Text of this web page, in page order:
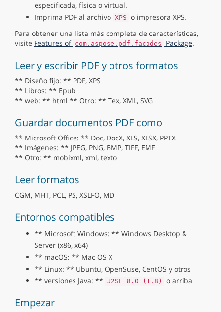
especificada, física o virtual.
Imprima PDF al archivo XPS o impresora XPS.
Para obtener una lista más completa de características,
visite Features of com.aspose.pdf.facades Package.
Leer y escribir PDF y otros formatos
** Diseño fijo: ** PDF, XPS
** Libros: ** Epub
** web: ** html ** Otro: ** Tex, XML, SVG
Guardar documentos PDF como
** Microsoft Office: ** Doc, DocX, XLS, XLSX, PPTX
** Imágenes: ** JPEG, PNG, BMP, TIFF, EMF
** Otro: ** mobixml, xml, texto
Leer formatos
CGM, MHT, PCL, PS, XSLFO, MD
Entornos compatibles
** Microsoft Windows: ** Windows Desktop &
Server (x86, x64)
** macOS: ** Mac OS X
** Linux: ** Ubuntu, OpenSuse, CentOS y otros
** versiones Java: ** J2SE 8.0 (1.8) o arriba
Empezar